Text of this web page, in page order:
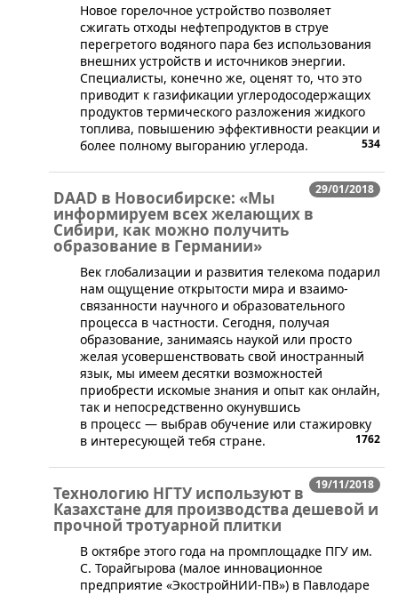
​Новое горелочное устройство позволяет
сжигать отходы нефтепродуктов в струе
перегретого водяного пара без использования
внешних устройств и источников энергии.
Специалисты, конечно же, оценят то, что это
приводит к газификации углеродосодержащих
продуктов термического разложения жидкого
топлива, повышению эффективности реакции и
более полному выгоранию углерода.
534
29/01/2018
DAAD в Новосибирске: «Мы
информируем всех желающих в
Сибири, как можно получить
образование в Германии»
Век глобализации и развития телекома подарил
нам ощущение открытости мира и взаимо­
связанности научного и образовательного
процесса в частности. Сегодня, получая
образование, занимаясь наукой или просто
желая усовершенствовать свой иностранный
язык, мы имеем десятки возможностей
приобрести искомые знания и опыт как онлайн,
так и непосредственно окунувшись
в процесс — выбрав обучение или стажировку
в интересующей тебя стране.
1762
19/11/2018
Технологию НГТУ используют в
Казахстане для производства дешевой и
прочной тротуарной плитки
​В октябре этого года на промплощадке ПГУ им.
С. Торайгырова (малое инновационное
предприятие «ЭкостройНИИ-ПВ») в Павлодаре